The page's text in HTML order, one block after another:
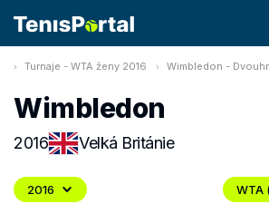
Turnaje - WTA ženy 2016 Wimbledon -
Wimbledon
2016 Velká Británie
2016 WTA